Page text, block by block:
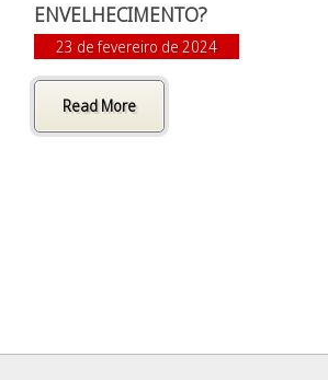
ENVELHECIMENTO?
23 de fevereiro de 2024
Read More